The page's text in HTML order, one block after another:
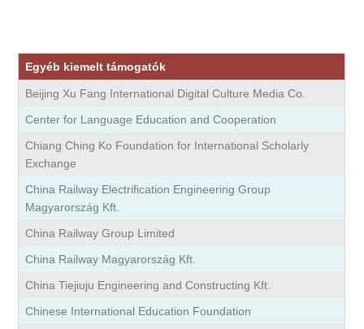
Egyéb kiemelt támogatók
Beijing Xu Fang International Digital Culture Media Co.
Center for Language Education and Cooperation
Chiang Ching Ko Foundation for International Scholarly
Exchange
China Railway Electrification Engineering Group
Magyarország Kft.
China Railway Group Limited
China Railway Magyarország Kft.
China Tiejiuju Engineering and Constructing Kft.
Chinese International Education Foundation